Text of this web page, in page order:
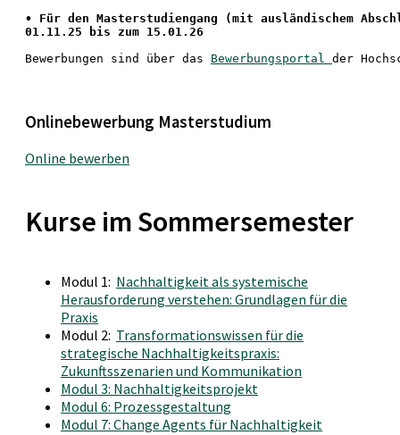
• Für den Masterstudiengang (mit ausländischem
01.11.25 bis zum 15.01.26
Bewerbungen sind über das Bewerbungsportal der
Onlinebewerbung Masterstudium
Online bewerben
Kurse im Sommersemester
Modul 1: Nachhaltigkeit als systemische
Herausforderung verstehen: Grundlagen für die
Praxis
Modul 2: Transformationswissen für die
strategische Nachhaltigkeitspraxis:
Zukunftsszenarien und Kommunikation
Modul 3: Nachhaltigkeitsprojekt
Modul 6: Prozessgestaltung
Modul 7: Change Agents für Nachhaltigkeit